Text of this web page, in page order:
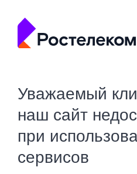
Уважаемый
наш сайт
при
сервисов